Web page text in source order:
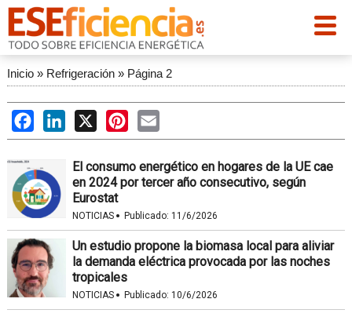
Inicio» Refrigeración» Página 2
FacebookLinkedIn
X PinterestEmail
El consumo energético en hogares de la UE cae
en 2024 por tercer año consecutivo, según
Eurostat
NOTICIAS · Publicado: 11/6/2026
Un estudio propone la biomasa local para aliviar
la demanda eléctrica provocada por las noches
tropicales
NOTICIAS · Publicado: 10/6/2026